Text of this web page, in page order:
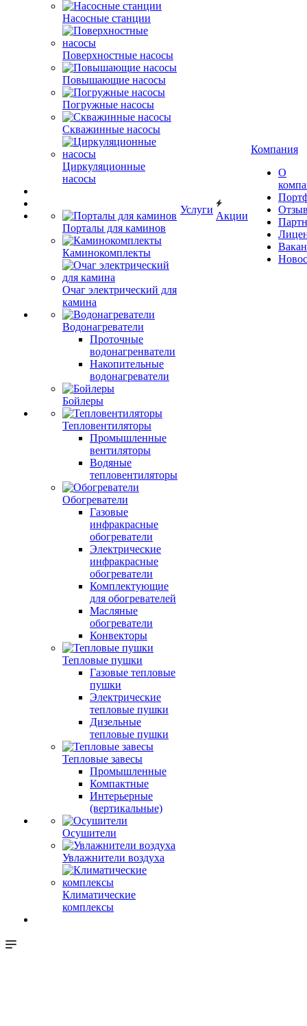
Насосные станции
Поверхностные насосы
Повышающие насосы
Погружные насосы
Скважинные насосы
Циркуляционные
насосы
Порталы для каминов
Каминокомплекты
Очаг электрический для
камина
Водонагреватели
Проточные
водонагренватели
Накопительные
водонагреватели
Бойлеры
Тепловентиляторы
Промышленные
вентиляторы
Водяные
тепловентиляторы
Обогреватели
Газовые
инфракрасные
обогреватели
Электрические
инфракрасные
обогреватели
Комплектующие
для обогревателей
Масляные
обогреватели
Конвекторы
Тепловые пушки
Газовые тепловые
пушки
Электрические
тепловые пушки
Дизельные
тепловые пушки
Тепловые завесы
Промышленные
Компактные
Интерьерные
(вертикальные)
Осушители
Увлажнители воздуха
Климатические
комплексы
Услуги
Акции
Компания
О